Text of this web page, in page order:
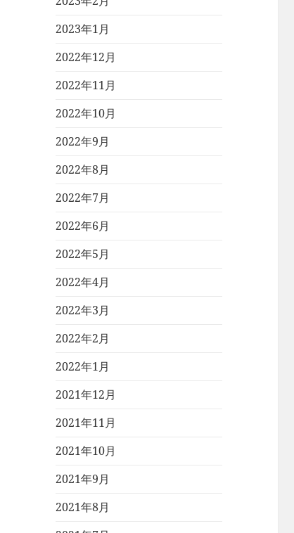
2023年1月
2022年12月
2022年11月
2022年10月
2022年9月
2022年8月
2022年7月
2022年6月
2022年5月
2022年4月
2022年3月
2022年2月
2022年1月
2021年12月
2021年11月
2021年10月
2021年9月
2021年8月